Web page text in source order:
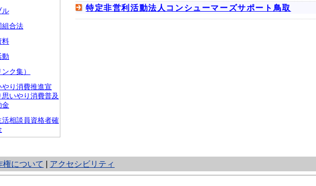
ル
組合法
料
動
ク集）
やり消費推進宣
いやり消費普及
金
活相談員資格者確
特定非営利活動法人コンシューマーズサポート鳥取
権について アクセシビリティ